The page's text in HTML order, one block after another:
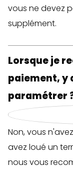
vous ne devez
supplément.
Lorsque je
paiement, y
paramétrer
Non, vous
avez loué un
nous vous